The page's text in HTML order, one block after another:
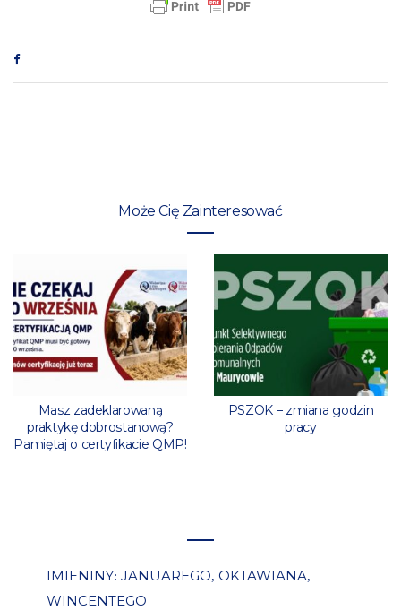
Może Cię Zainteresować
Masz zadeklarowaną
praktykę dobrostanową?
Pamiętaj o certyfikacie QMP!
PSZOK – zmiana godzin
pracy
IMIENINY: JANUAREGO, OKTAWIANA,
WINCENTEGO